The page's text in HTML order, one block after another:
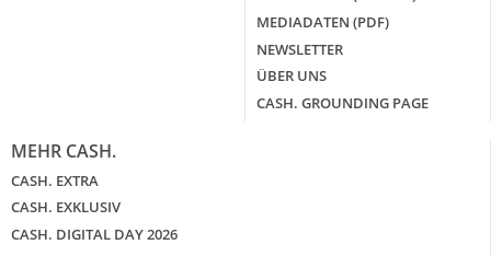
MEDIADATEN (PDF)
NEWSLETTER
ÜBER UNS
CASH. GROUNDING PAGE
MEHR CASH.
CASH. EXTRA
CASH. EXKLUSIV
CASH. DIGITAL DAY 2026